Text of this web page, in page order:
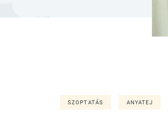
SZOPTATÁS ANYATEJ